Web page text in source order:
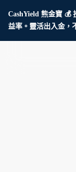
CashYield 熊金寶 💰
益率。靈活出入金，